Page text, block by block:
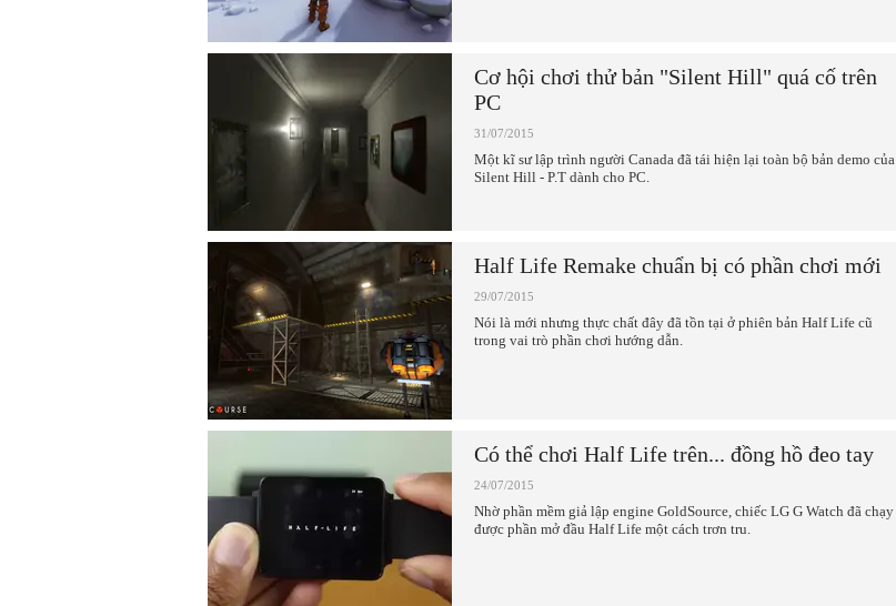
Cơ hội chơi thử bản "Silent Hill" quá cố trên
PC
31/07/2015
Một kĩ sư lập trình người Canada đã tái hiện lại toàn bộ bản demo của
Silent Hill - P.T dành cho PC.
Half Life Remake chuẩn bị có phần chơi mới
29/07/2015
Nói là mới nhưng thực chất đây đã tồn tại ở phiên bản Half Life cũ
trong vai trò phần chơi hướng dẫn.
Có thể chơi Half Life trên... đồng hồ đeo tay
24/07/2015
Nhờ phần mềm giả lập engine GoldSource, chiếc LG G Watch đã chạy
được phần mở đầu Half Life một cách trơn tru.